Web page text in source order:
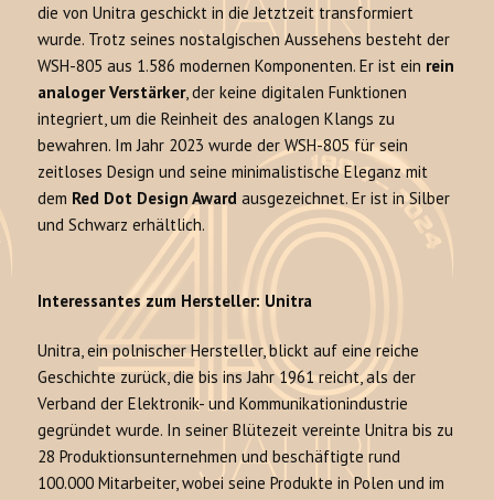
die von Unitra geschickt in die Jetztzeit transformiert
wurde. Trotz seines nostalgischen Aussehens besteht der
WSH-805 aus 1.586 modernen Komponenten. Er ist ein rein
analoger Verstärker, der keine digitalen Funktionen
integriert, um die Reinheit des analogen Klangs zu
bewahren. Im Jahr 2023 wurde der WSH-805 für sein
zeitloses Design und seine minimalistische Eleganz mit
dem Red Dot Design Award ausgezeichnet. Er ist in Silber
und Schwarz erhältlich.
Interessantes zum Hersteller: Unitra
Unitra, ein polnischer Hersteller, blickt auf eine reiche
Geschichte zurück, die bis ins Jahr 1961 reicht, als der
Verband der Elektronik- und Kommunikationindustrie
gegründet wurde. In seiner Blütezeit vereinte Unitra bis zu
28 Produktionsunternehmen und beschäftigte rund
100.000 Mitarbeiter, wobei seine Produkte in Polen und im